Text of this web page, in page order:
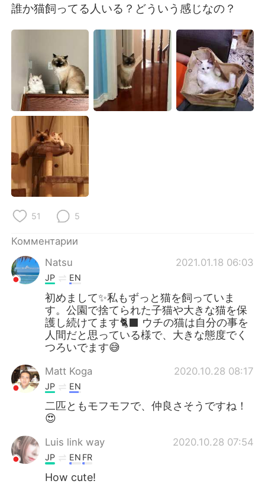
العربية Français
日本語
한국어 ไทย
Indonesia Italiano
Türkçe
Português
誰か猫飼ってる人いる？どういう感じなの？
51 5
Комментарии
Natsu
2021.01.18 06:03
JP EN
初めまして✨私もずっと猫を飼っていま
す。公園で捨てられた子猫や大きな猫を保
護し続けてます🐈‍⬛ ウチの猫は自分の事を
人間だと思っている様で、大きな態度でく
つろいでます😅
Matt Koga 2020.10.28 08:17
JP EN
二匹ともモフモフで、仲良さそうですね！
😍
Luis link way 2020.10.28 07:54
JP EN FR
How cute!